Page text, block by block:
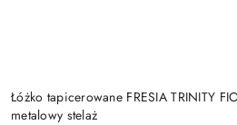
Łóżko tapicerowane FRESIA TRINITY
metalowy stelaż